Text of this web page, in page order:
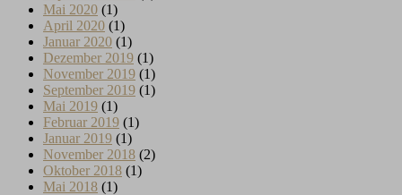
Mai 2020 (1)
April 2020 (1)
Januar 2020 (1)
Dezember 2019 (1)
November 2019 (1)
September 2019 (1)
Mai 2019 (1)
Februar 2019 (1)
Januar 2019 (1)
November 2018 (2)
Oktober 2018 (1)
Mai 2018 (1)